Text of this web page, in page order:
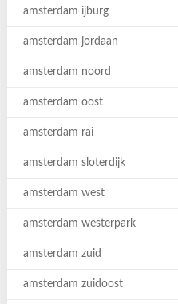
amsterdam ijburg
amsterdam jordaan
amsterdam noord
amsterdam oost
amsterdam rai
amsterdam sloterdijk
amsterdam west
amsterdam westerpark
amsterdam zuid
amsterdam zuidoost